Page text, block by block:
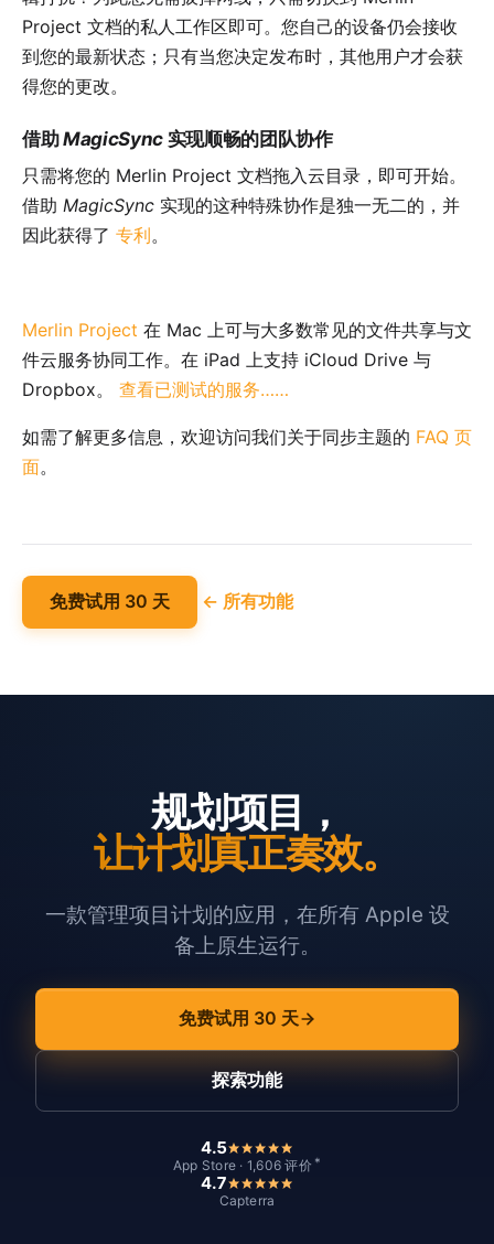
Project 文档的私人工作区即可。您自己的设备仍会接收
到您的最新状态；只有当您决定发布时，其他用户才会获
得您的更改。
借助MagicSync实现顺畅的团队协作
只需将您的 Merlin Project 文档拖入云目录，即可开始。
借助 MagicSync 实现的这种特殊协作是独一无二的，并
因此获得了 专利。
Merlin Project 在 Mac 上可与大多数常见的文件共享与文
件云服务协同工作。在 iPad 上支持 iCloud Drive 与
Dropbox。 查看已测试的服务……
如需了解更多信息，欢迎访问我们关于同步主题的 FAQ 页
面。
免费试用 30 天 ← 所有功能
规划项目，
让计划真正奏效。
一款管理项目计划的应用，在所有 Apple 设
备上原生运行。
免费试用 30 天
探索功能
4.5
App Store · 1,606 评价 *
4.7
Capterra